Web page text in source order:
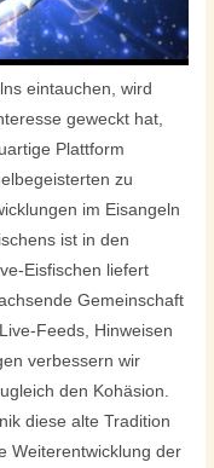
eintauchen, wird
geweckt hat,
Plattform
zu
im Eisangeln
ist in den
Eisfischen liefert
Gemeinschaft
Feeds, Hinweisen
verbessern wir
den Kohäsion.
diese alte Tradition
Weiterentwicklung der